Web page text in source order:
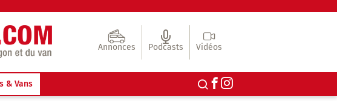
Annonces Podcasts Vidéos
& Vans